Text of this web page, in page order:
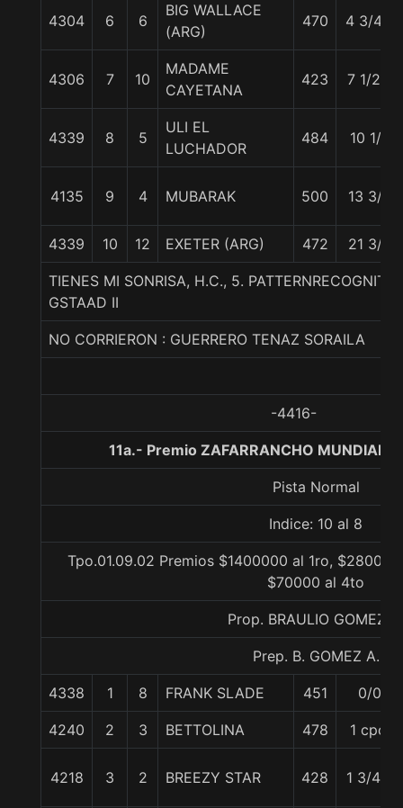
4304 6 6
BIG WALLACE
(ARG)
470 4 3/4 c
4306 7 10
MADAME
CAYETANA
423 7 1/2 c
4339 8 5
ULI EL
LUCHADOR
484 10 1/2
4135 9 4 MUBARAK 500 13 3/4
4339 10 12 EXETER (ARG) 472 21 3/4
TIENES MI SONRISA, H.C., 5.
GSTAAD II
NO CORRIERON : GUERRERO TENAZ SORAILA
-4416-
11a.- Premio ZAFARRANCHO MUNDIAL
Pista Normal
Indice: 10 al 8
Tpo.01.09.02 Premios $1400000 al 1ro,
$70000 al 4to
Prop. BRAULIO GOMEZ A.
Prep. B. GOMEZ A.
4338 1 8 FRANK SLADE 451 0/0
4240 2 3 BETTOLINA 478 1 cpo.
4218 3 2 BREEZY STAR 428 1 3/4 c